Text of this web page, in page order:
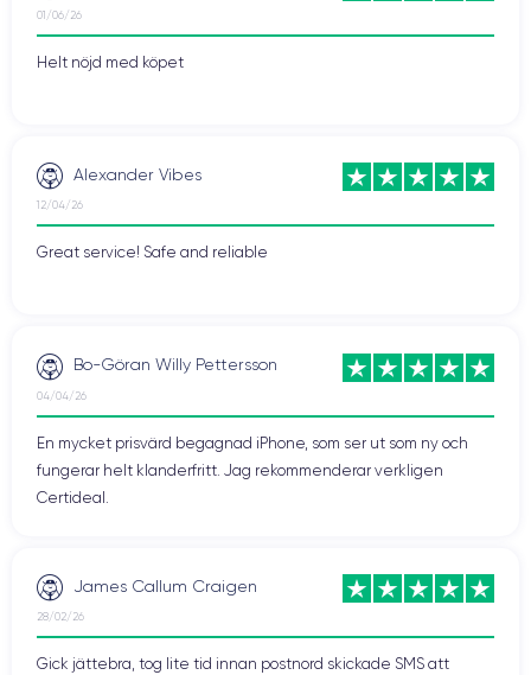
01/06/26
Helt nöjd med köpet
Alexander Vibes
12/04/26
Great service! Safe and reliable
Bo-Göran Willy Pettersson
04/04/26
En mycket prisvärd begagnad iPhone, som ser ut som ny och
fungerar helt klanderfritt. Jag rekommenderar verkligen
Certideal.
James Callum Craigen
28/02/26
Gick jättebra, tog lite tid innan postnord skickade SMS att